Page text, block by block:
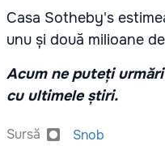
Casa Sotheby's
unu și două milioane
Acum ne puteți
cu ultimele știri.
Sursă Snob